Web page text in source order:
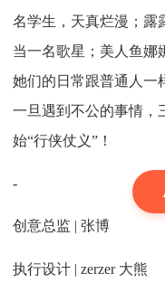
名学生，天真烂漫；露
当一名歌星；美人鱼娜
她们的日常跟普通人一
一旦遇到不公的事情，
始“行侠仗义”！
-
创意总监 | 张博
执行设计 | zerzer 大熊